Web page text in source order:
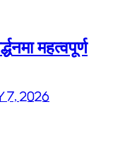
महत्वपूर्ण
7, 2026